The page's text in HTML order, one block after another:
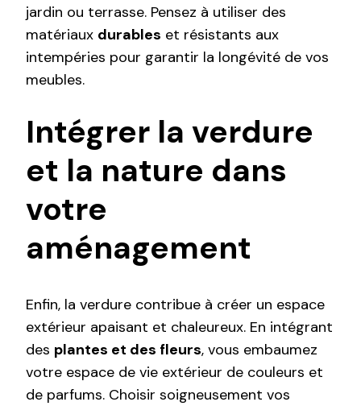
jardin ou terrasse. Pensez à utiliser des
matériaux durables et résistants aux
intempéries pour garantir la longévité de vos
meubles.
Intégrer la verdure
et la nature dans
votre
aménagement
Enfin, la verdure contribue à créer un espace
extérieur apaisant et chaleureux. En intégrant
des plantes et des fleurs, vous embaumez
votre espace de vie extérieur de couleurs et
de parfums. Choisir soigneusement vos